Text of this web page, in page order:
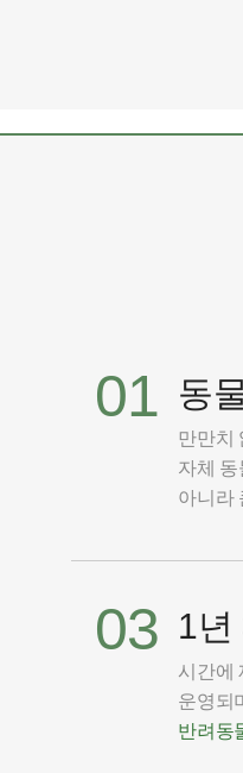
01 동
만만치
자체
아니라
03 1년
시간에
운영되
반려동